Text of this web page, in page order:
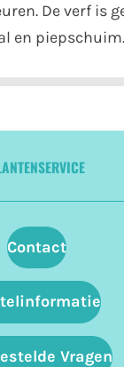
De verf is
en piepschuim.
Contact
Vragen